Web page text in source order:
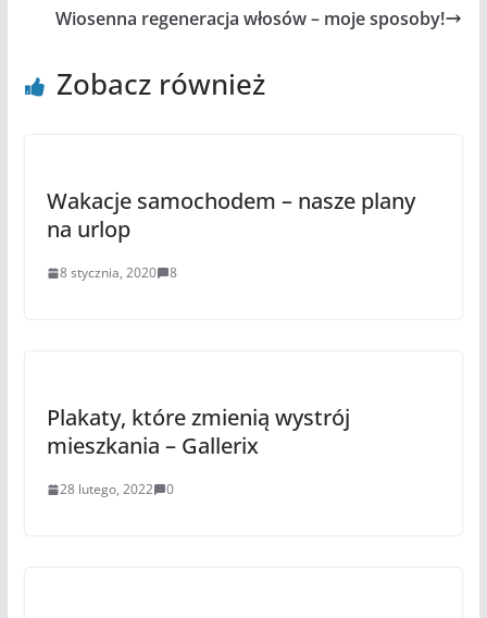
Wiosenna regeneracja włosów – moje sposoby!
Zobacz również
Wakacje samochodem – nasze plany
na urlop
8 stycznia, 2020 8
Plakaty, które zmienią wystrój
mieszkania – Gallerix
28 lutego, 2022 0